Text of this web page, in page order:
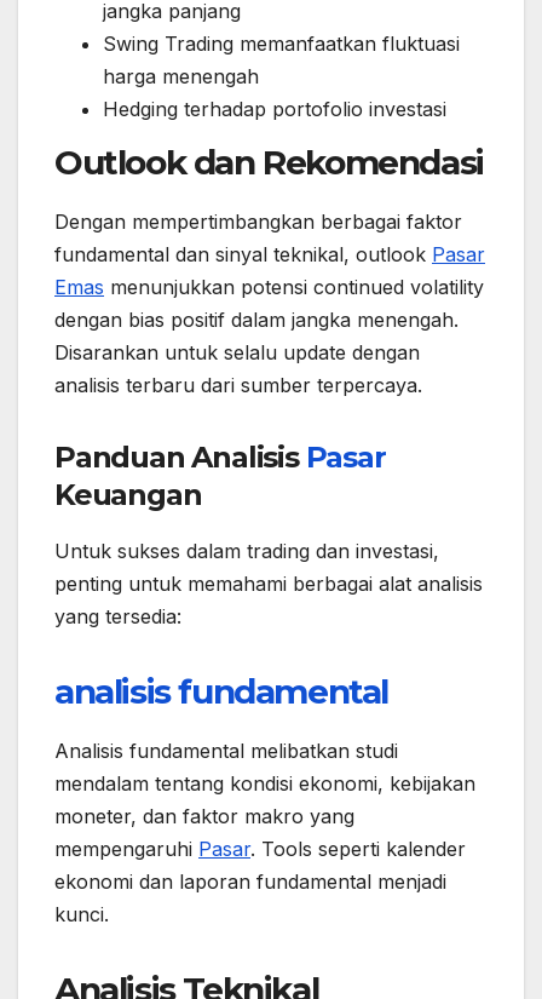
jangka panjang
Swing Trading memanfaatkan fluktuasi
harga menengah
Hedging terhadap portofolio investasi
Outlook dan Rekomendasi
Dengan mempertimbangkan berbagai faktor
fundamental dan sinyal teknikal, outlook Pasar
Emas menunjukkan potensi continued volatility
dengan bias positif dalam jangka menengah.
Disarankan untuk selalu update dengan
analisis terbaru dari sumber terpercaya.
Panduan Analisis Pasar
Keuangan
Untuk sukses dalam trading dan investasi,
penting untuk memahami berbagai alat analisis
yang tersedia:
analisis fundamental
Analisis fundamental melibatkan studi
mendalam tentang kondisi ekonomi, kebijakan
moneter, dan faktor makro yang
mempengaruhi Pasar. Tools seperti kalender
ekonomi dan laporan fundamental menjadi
kunci.
Analisis Teknikal